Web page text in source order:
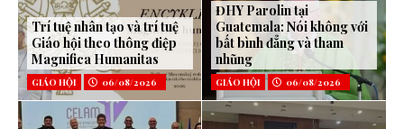
Trí tuệ nhân tạo và trí tuệ
Giáo hội theo thông điệp
Magnifica Humanitas
GIÁO HỘI 06/08/2026
ĐHY Parolin tại
Guatemala: Nói không với
bất bình đẳng và tham
nhũng
GIÁO HỘI 06/08/2026